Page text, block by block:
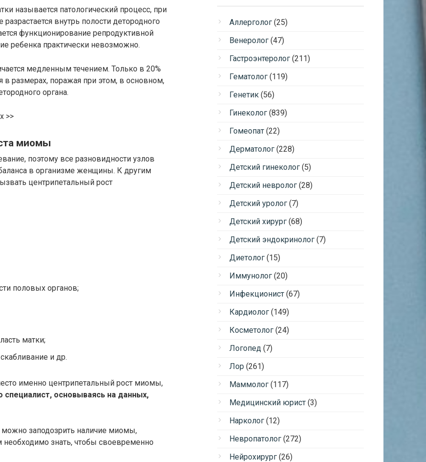
называется патологический процесс, при
внутрь полости детородного
функционирование репродуктивной
ребенка практически невозможно.
медленным течением. Только в 20%
в размерах, поражая при этом, в основном,
органа.
>>
миомы
поэтому все разновидности узлов
в организме женщины. К другим
центрипетальный рост
половых органов;
матки;
и др.
именно центрипетальный рост миомы,
основываясь на данных,
заподозрить наличие миомы,
знать, чтобы своевременно
Аллерголог (25)
Венеролог (47)
Гастроэнтеролог (211)
Гематолог (119)
Генетик (56)
Гинеколог (839)
Гомеопат (22)
Дерматолог (228)
Детский гинеколог (5)
Детский невролог (28)
Детский уролог (7)
Детский хирург (68)
Детский эндокринолог (7)
Диетолог (15)
Иммунолог (20)
Инфекционист (67)
Кардиолог (149)
Косметолог (24)
Логопед (7)
Лор (261)
Маммолог (117)
Медицинский юрист (3)
Нарколог (12)
Невропатолог (272)
Нейрохирург (26)